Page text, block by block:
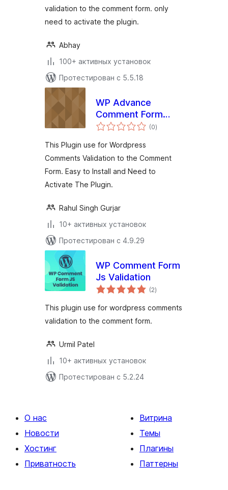
validation to the comment form. only
need to activate the plugin.
Abhay
100+ активных установок
Протестирован с 5.5.18
WP Advance
Comment Form
Validation
(0общий
рейтинг
)
This Plugin use for Wordpress
Comments Validation to the Comment
Form. Easy to Install and Need to
Activate The Plugin.
Rahul Singh Gurjar
10+ активных установок
Протестирован с 4.9.29
WP Comment Form
Js Validation
(2общий
рейтинг
)
This plugin use for wordpress comments
validation to the comment form.
Urmil Patel
10+ активных установок
Протестирован с 5.2.24
О нас
Новости
Хостинг
Приватность
Витрина
Темы
Плагины
Паттерны